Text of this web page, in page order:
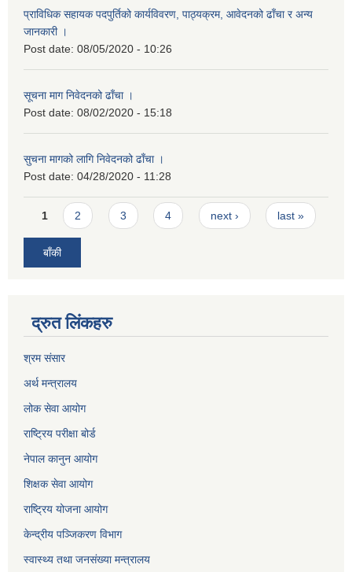
प्राविधिक सहायक पदपुर्तिको कार्यविवरण, पाठ्यक्रम, आवेदनको ढाँचा र अन्य
जानकारी ।
Post date: 08/05/2020 - 10:26
सूचना माग निवेदनको ढाँचा ।
Post date: 08/02/2020 - 15:18
सुचना मागको लागि निवेदनको ढाँचा ।
Post date: 04/28/2020 - 11:28
Pages
1 2 3 4 next › last »
बाँकी
द्रुत लिंकहरु
श्रम संसार
अर्थ मन्त्रालय
लोक सेवा आयोग
राष्ट्रिय परीक्षा बोर्ड
नेपाल कानुन आयोग
शिक्षक सेवा आयोग
राष्ट्रिय योजना आयोग
केन्द्रीय पञ्जिकरण विभाग
स्वास्थ्य तथा जनसंख्या मन्त्रालय